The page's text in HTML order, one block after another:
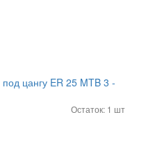
цангу ER 25 MTB 3 -
Остаток: 1 шт